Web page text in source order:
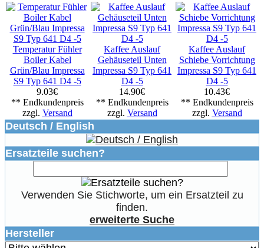
Temperatur Fühler
Boiler Kabel
Grün/Blau Impressa
S9 Typ 641 D4 -5
9.03€
** Endkundenpreis
zzgl. Versand
Kaffee Auslauf
Gehäuseteil Unten
Impressa S9 Typ 641
D4 -5
14.90€
** Endkundenpreis
zzgl. Versand
Kaffee Auslauf
Schiebe Vorrichtung
Impressa S9 Typ 641
D4 -5
10.43€
** Endkundenpreis
zzgl. Versand
Deutsch / English
Ersatzteile suchen?
Verwenden Sie Stichworte, um ein Ersatzteil zu
finden.
erweiterte Suche
Hersteller